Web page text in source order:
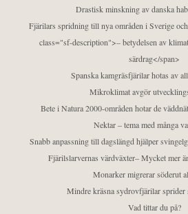
Drastisk minskning av danska
Fjärilars spridning till nya områden i Sverige
class="sf-description">– betydelsen av
särdrag</span>
Spanska kamgräsfjärilar hotas av
Mikroklimat avgör
Bete i Natura 2000-områden hotar de
Nektar – tema med många
Snabb anpassning till dagslängd hjälper
Fjärilslarvernas värdväxter– Mycket mer
Monarker migrerar söderut
Mindre kräsna sydrovfjärilar sprider
Vad tittar du på?